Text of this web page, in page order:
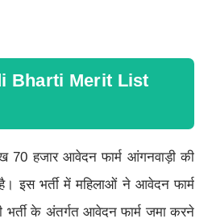
Bharti Merit List
70 हजार आवेदन फार्म आंगनवाड़ी की
इस भर्ती में महिलाओं ने आवेदन फार्म
के अंतर्गत आवेदन फार्म जमा करने